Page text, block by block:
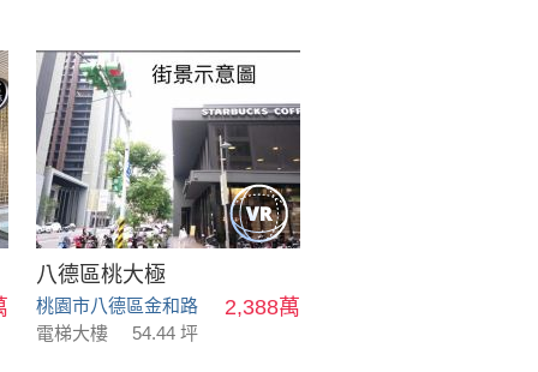
八德區桃大極
桃園市八德區金和路 2,388萬
電梯大樓 54.44 坪